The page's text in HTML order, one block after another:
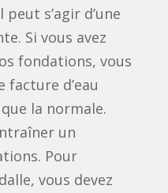
s’agir d’une
Si vous avez
fondations, vous
facture d’eau
la normale.
un
Pour
vous devez